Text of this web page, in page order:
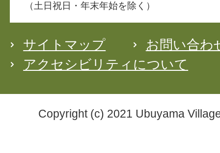
（土日祝日・年末年始を除く）
サイトマップ
お問い合わ
アクセシビリティについて
Copyright (c) 2021 Ubuyama